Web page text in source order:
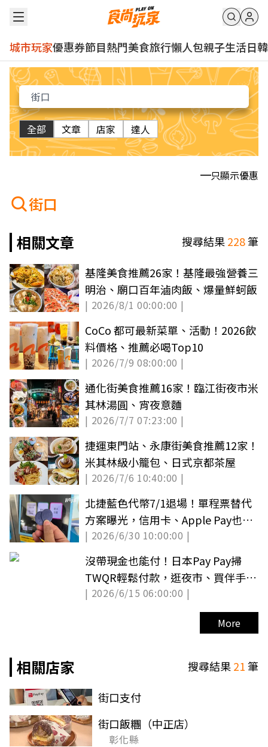
城市玩家優惠券節目熱門美食旅行懶人包親子生活日韓
全部 文章 店家 達人
只顯示優惠
街口
相關文章
搜尋結果228筆
基隆美食推薦26家！基隆最強營養三
明治、廟口百年滷肉飯、爆量鮮蚵飯
| 2026/8/1 00:00:00 |
CoCo 都可最新菜單、活動！2026飲
料價格、推薦必喝Top10
| 2026/7/9 08:00:00 |
通化街美食推薦16家！臨江街夜市米
其林湯圓、宵夜意麵
| 2026/7/7 07:23:00 |
捷運東門站、永康街美食推薦12家！
米其林級小籠包、日式京都茶屋
| 2026/7/6 10:40:00 |
北捷藍色代幣7/1退場！單程票替代
方案曝光，信用卡、Apple Pay也能
直接嗶進站
| 2026/6/30 10:00:00 |
沒帶現金也能付！日本Pay Pay掃
TWQR輕鬆付款，逛夜市、買伴手禮
手機嗶就能刷
| 2026/6/15 06:00:00 |
More
相關店家 搜尋結果21筆
街口支付
街口飯糰（中正店）
彰化縣